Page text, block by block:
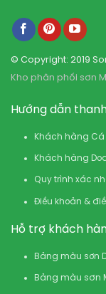
© Copyright: 2019
Kho phân phối sơn
Hướng dẫn
Khách hàng
Khách hàng
Quy trình xác
Điều khoản &
Hỗ trợ khách
Bảng màu sơn
Bảng màu sơn